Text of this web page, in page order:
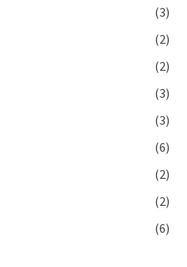
(3)
(2)
(2)
(3)
(3)
(6)
(2)
(2)
(6)